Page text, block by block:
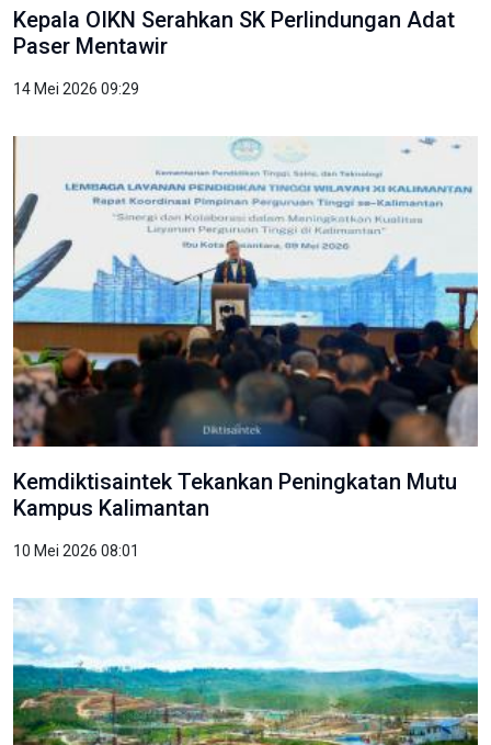
Kepala OIKN Serahkan SK Perlindungan Adat
Paser Mentawir
14 Mei 2026 09:29
Kemdiktisaintek Tekankan Peningkatan Mutu
Kampus Kalimantan
10 Mei 2026 08:01